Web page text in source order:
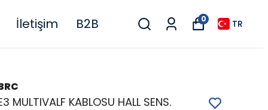
İletişim B2B 0 TR
MULTIVALF KABLOSU HALL SENS.